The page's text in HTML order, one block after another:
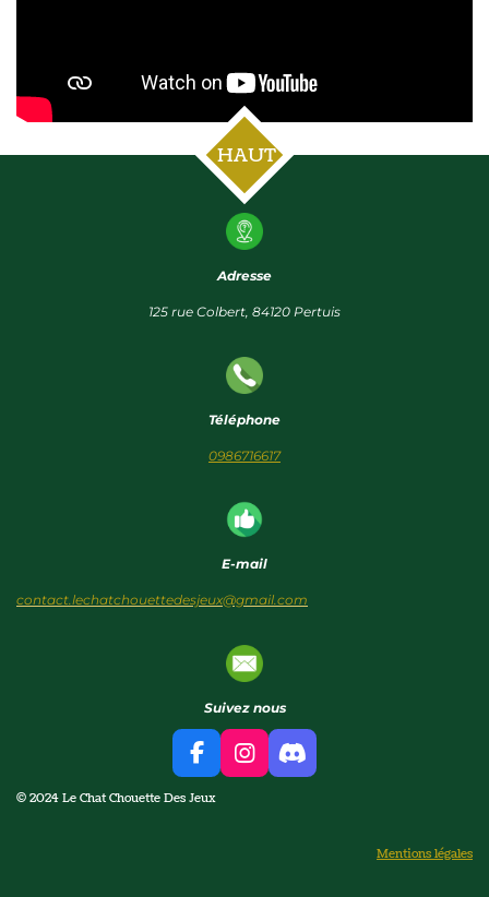
HAUT
Adresse
125 rue Colbert, 84120 Pertuis
Téléphone
0986716617
E-mail
contact.lechatchouettedesjeux@gmail.com
Suivez nous
F
a
c
I
n
D
i
© 2024 Le Chat Chouette Des Jeux
Mentions légales